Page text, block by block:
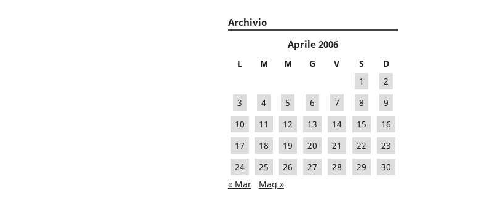
Archivio
Aprile 2006
L M M G V S
D
1
2
3
4 5 6 7 8
9
10
11 12 13 14 15
16
17
18 19 20 21 22
23
24
25 26 27 28 29
30
« Mar
Mag »